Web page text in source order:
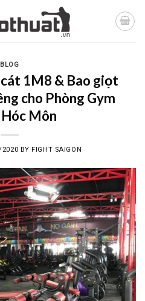
BLOG
1M8 & Bao giọt
cho Phòng Gym
Môn
2020 BYFIGHT SAIGON